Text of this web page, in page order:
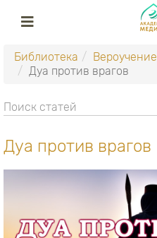
Библиотека Вероучение
Дуа против врагов
Дуа против врагов